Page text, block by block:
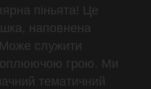
піньята! Це
наповнена
служити
грою. Ми
тематичний